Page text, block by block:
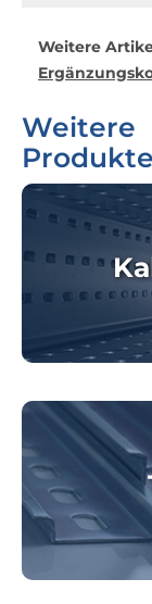
Weitere
Weitere